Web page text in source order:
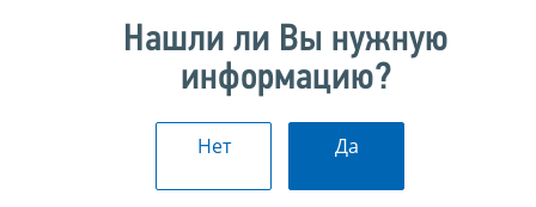
Нашли ли Вы нужную
информацию?
Нет Да